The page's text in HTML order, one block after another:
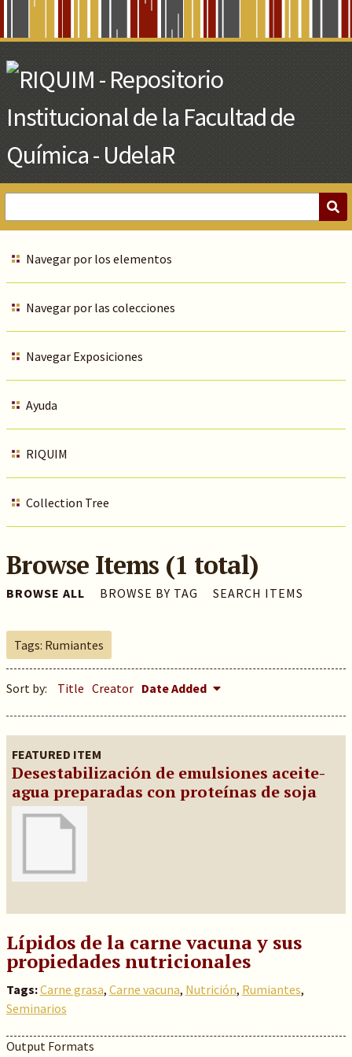
Main
Content
Navegar por los elementos
Navegar por las colecciones
Navegar Exposiciones
Ayuda
RIQUIM
Collection Tree
Browse Items (1 total)
BROWSE ALL BROWSE BY TAG SEARCH ITEMS
Tags: Rumiantes
Sort by: Title Creator Date Added
FEATURED ITEM
Desestabilización de emulsiones aceite-
agua preparadas con proteínas de soja
Lípidos de la carne vacuna y sus
propiedades nutricionales
Tags:Carne grasa, Carne vacuna, Nutrición, Rumiantes,
Seminarios
Output Formats